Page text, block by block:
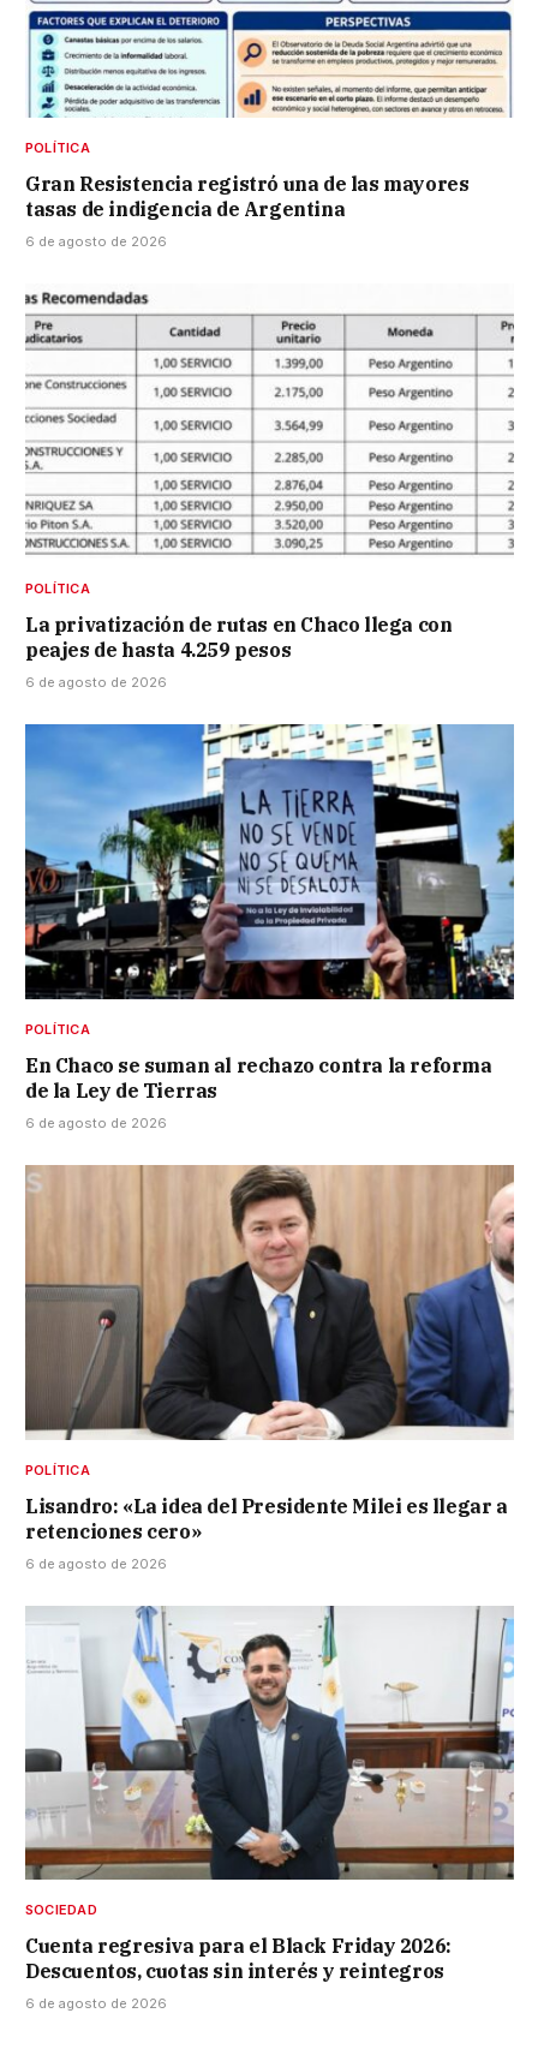
POLÍTICA
Gran Resistencia registró una de las mayores
tasas de indigencia de Argentina
6 de agosto de 2026
POLÍTICA
La privatización de rutas en Chaco llega con
peajes de hasta 4.259 pesos
6 de agosto de 2026
POLÍTICA
En Chaco se suman al rechazo contra la reforma
de la Ley de Tierras
6 de agosto de 2026
POLÍTICA
Lisandro: «La idea del Presidente Milei es llegar a
retenciones cero»
6 de agosto de 2026
SOCIEDAD
Cuenta regresiva para el Black Friday 2026:
Descuentos, cuotas sin interés y reintegros
6 de agosto de 2026